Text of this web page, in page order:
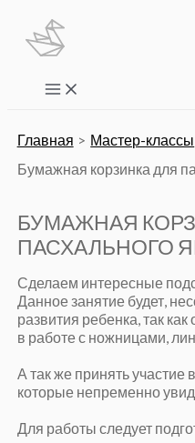
Перейти
содержимому
Main
Menu
Главная
Мастер-классы
Бумажная корзинка для
БУМАЖНАЯ
ПАСХАЛЬНОГО
Сделаем интересные
Данное занятие будет,
развития ребенка, так
в работе с ножницами,
А так же принять
которые непременно
Для работы следует